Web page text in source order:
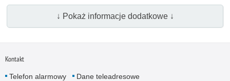
↓ Pokaż informacje dodatkowe ↓
Kontakt
Telefon alarmowy
Dane teleadresowe